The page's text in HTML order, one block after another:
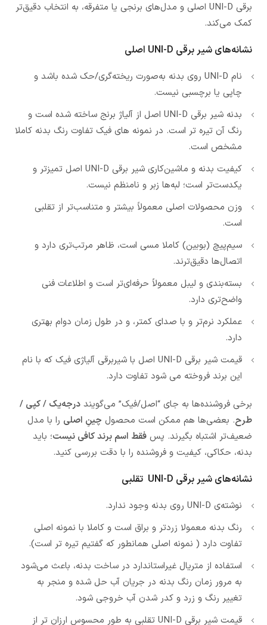
برقی UNI-D اصلی و مدل‌های برنجی یا متفرقه، به انتخاب دقیق‌تر
کمک می‌کند.
نشانه‌های شیر برقی UNI-D اصلی
نام UNI-D روی بدنه به‌صورت ریخته‌گری/حک شده باشد و
چاپی یا برچسبی نیست.
بدنه شیر برقی UNI-D اصل از آلیاژ برنج ساخته شده است و
رنگ آن تیره تر است. در نمونه های فیک تفاوت رنگ بدنه کاملا
مشخص است.
کیفیت بدنه و ماشین‌کاری شیر برقی UNI-D اصل تمیزتر و
یکدست‌تر است؛ لبه‌ها زبر و نامنظم نیست.
وزن محصولات اصلی معمولاً بیشتر و متناسب‌تر از تقلبی
است.
سیم‌پیچ (بوبین) کاملا مسی است، ظاهر مرتب‌تری دارد و
اتصال‌ها دقیق‌ترند.
بسته‌بندی و لیبل معمولاً حرفه‌ای‌تر است و اطلاعات فنی
واضح‌تری دارد.
عملکرد نرم‌تر و با صدای کمتر، و در طول زمان دوام بهتری
دارد.
قیمت شیر برقی UNI-D اصل با شیربرقی آلیاژی فیک که با نام
این برند فروخته می شود تفاوت دارد.
برخی فروشنده‌ها به جای “اصل/فیک” می‌گویند درجه‌یک / کپی /
طرح. بعضی‌ها هم ممکن است محصول چینِ اصلی را با مدل
ضعیف‌تر اشتباه بگیرند. پس فقط اسم برند کافی نیست؛ باید
بدنه، حکاکی، کیفیت و فروشنده را با دقت بررسی کنید.
نشانه‌های شیر برقی UNI-D تقلبی
نوشته‌ی UNI-D روی بدنه وجود ندارد.
رنگ بدنه معمولا زردتر و براق است و کاملا با نمونه اصلی
تفاوت دارد ( نمونه اصلی همانطور که گفتیم تیره تر است).
استفاده از متریال غیر‌استاندارد در ساخت بدنه، باعث می‌شود
به مرور زمان رنگ بدنه در جریان آب حل شده و منجر به
تغییر رنگ و زرد و کدر شدن آب خروجی شود.
قیمت شیر برقی UNI-D تقلبی به طور محسوس ارزان تر از